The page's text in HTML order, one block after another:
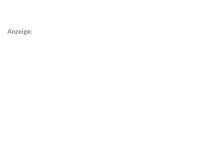
Anzeige: